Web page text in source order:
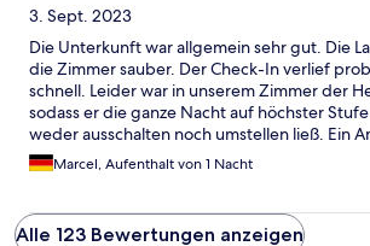
3. Sept. 2023
Die Unterkunft war allgemein sehr gut. Die
die Zimmer sauber. Der Check-In verlief
schnell. Leider war in unserem Zimmer der
sodass er die ganze Nacht auf höchster
weder ausschalten noch umstellen ließ. Ein
war leider nicht zu finden. Da unsere Nacht
kaum erträglich war, können wir leider keine
Marcel, Aufenthalt von 1 Nacht
Alle 123 Bewertungen anzeigen